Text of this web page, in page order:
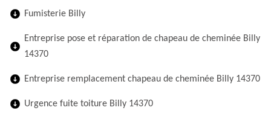
Fumisterie Billy
Entreprise pose et réparation de chapeau de cheminée Billy
14370
Entreprise remplacement chapeau de cheminée Billy 14370
Urgence fuite toiture Billy 14370